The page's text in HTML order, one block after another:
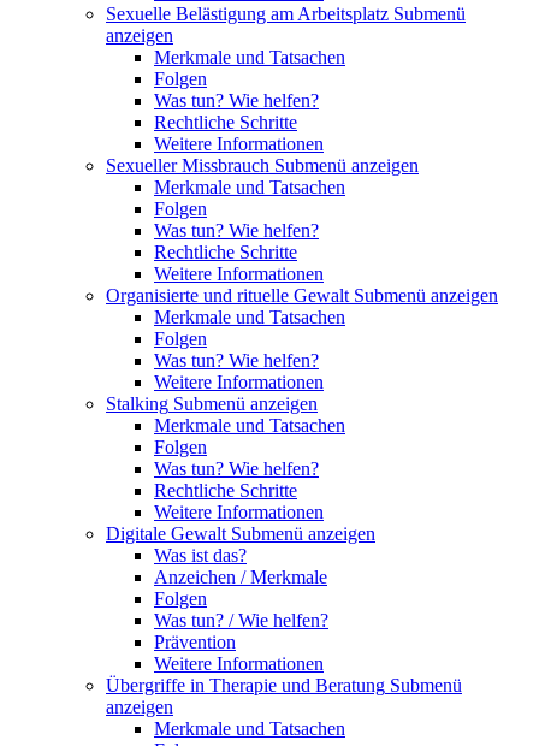
Sexuelle Belästigung am Arbeitsplatz Submenü
anzeigen
Merkmale und Tatsachen
Folgen
Was tun? Wie helfen?
Rechtliche Schritte
Weitere Informationen
Sexueller Missbrauch Submenü anzeigen
Merkmale und Tatsachen
Folgen
Was tun? Wie helfen?
Rechtliche Schritte
Weitere Informationen
Organisierte und rituelle Gewalt Submenü anzeigen
Merkmale und Tatsachen
Folgen
Was tun? Wie helfen?
Weitere Informationen
Stalking Submenü anzeigen
Merkmale und Tatsachen
Folgen
Was tun? Wie helfen?
Rechtliche Schritte
Weitere Informationen
Digitale Gewalt Submenü anzeigen
Was ist das?
Anzeichen / Merkmale
Folgen
Was tun? / Wie helfen?
Prävention
Weitere Informationen
Übergriffe in Therapie und Beratung Submenü
anzeigen
Merkmale und Tatsachen